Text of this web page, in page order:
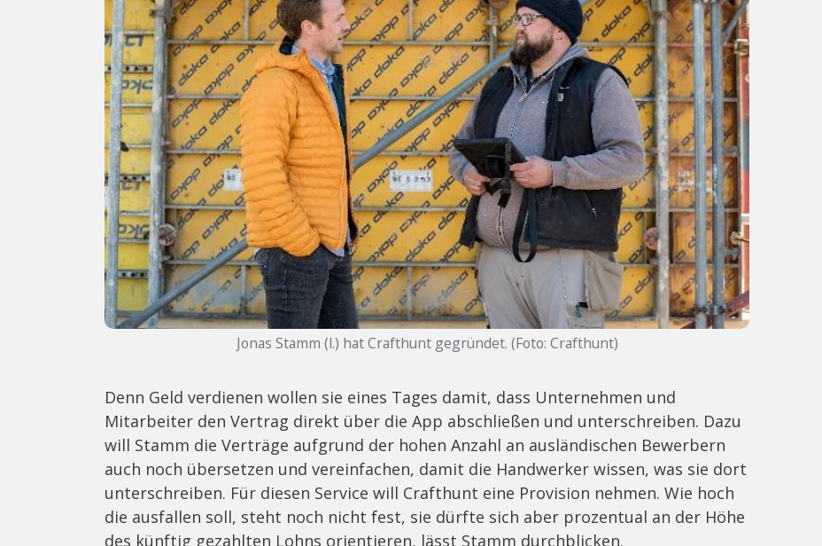
Jonas Stamm (l.) hat Crafthunt gegründet. (Foto: Crafthunt)
Denn Geld verdienen wollen sie eines Tages damit, dass Unternehmen und
Mitarbeiter den Vertrag direkt über die App abschließen und unterschreiben. Dazu
will Stamm die Verträge aufgrund der hohen Anzahl an ausländischen Bewerbern
auch noch übersetzen und vereinfachen, damit die Handwerker wissen, was sie dort
unterschreiben. Für diesen Service will Crafthunt eine Provision nehmen. Wie hoch
die ausfallen soll, steht noch nicht fest, sie dürfte sich aber prozentual an der Höhe
des künftig gezahlten Lohns orientieren, lässt Stamm durchblicken.